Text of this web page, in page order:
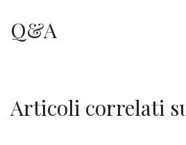
ottimo vino, due
Q&A
Articoli correlati